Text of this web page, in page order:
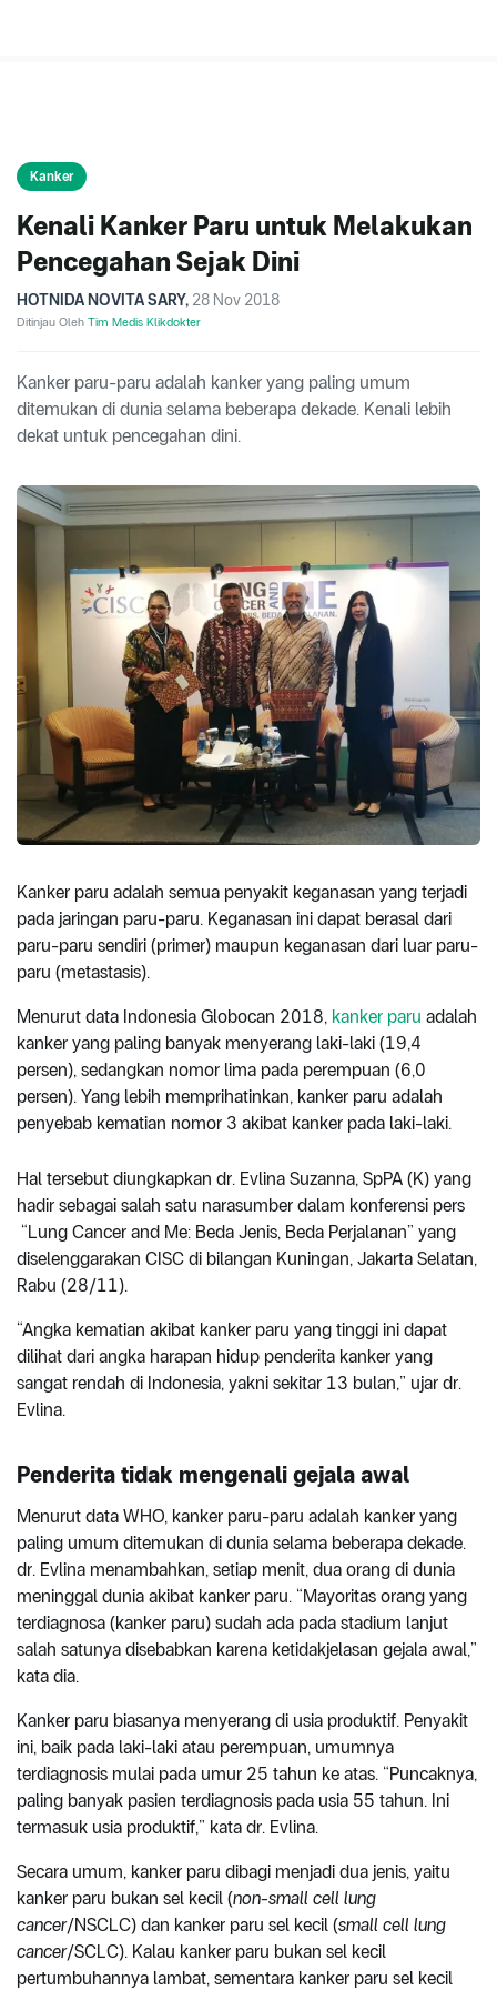
Kanker
Kenali Kanker Paru untuk Melakukan
Pencegahan Sejak Dini
HOTNIDA NOVITA SARY, 28 Nov 2018
Ditinjau Oleh Tim Medis Klikdokter
Kanker paru-paru adalah kanker yang paling umum
ditemukan di dunia selama beberapa dekade. Kenali lebih
dekat untuk pencegahan dini.
Kanker paru adalah semua penyakit keganasan yang terjadi
pada jaringan paru-paru. Keganasan ini dapat berasal dari
paru-paru sendiri (primer) maupun keganasan dari luar paru-
paru (metastasis).
Menurut data Indonesia Globocan 2018, kanker paru adalah
kanker yang paling banyak menyerang laki-laki (19,4
persen), sedangkan nomor lima pada perempuan (6,0
persen). Yang lebih memprihatinkan, kanker paru adalah
penyebab kematian nomor 3 akibat kanker pada laki-laki.
Hal tersebut diungkapkan dr. Evlina Suzanna, SpPA (K) yang
hadir sebagai salah satu narasumber dalam konferensi pers
“Lung Cancer and Me: Beda Jenis, Beda Perjalanan” yang
diselenggarakan CISC di bilangan Kuningan, Jakarta Selatan,
Rabu (28/11).
“Angka kematian akibat kanker paru yang tinggi ini dapat
dilihat dari angka harapan hidup penderita kanker yang
sangat rendah di Indonesia, yakni sekitar 13 bulan,” ujar dr.
Evlina.
Penderita tidak mengenali gejala awal
Menurut data WHO, kanker paru-paru adalah kanker yang
paling umum ditemukan di dunia selama beberapa dekade.
dr. Evlina menambahkan, setiap menit, dua orang di dunia
meninggal dunia akibat kanker paru. “Mayoritas orang yang
terdiagnosa (kanker paru) sudah ada pada stadium lanjut
salah satunya disebabkan karena ketidakjelasan gejala awal,”
kata dia.
Kanker paru biasanya menyerang di usia produktif. Penyakit
ini, baik pada laki-laki atau perempuan, umumnya
terdiagnosis mulai pada umur 25 tahun ke atas. “Puncaknya,
paling banyak pasien terdiagnosis pada usia 55 tahun. Ini
termasuk usia produktif,” kata dr. Evlina.
Secara umum, kanker paru dibagi menjadi dua jenis, yaitu
kanker paru bukan sel kecil (non-small cell lung
cancer/NSCLC) dan kanker paru sel kecil (small cell lung
cancer/SCLC). Kalau kanker paru bukan sel kecil
pertumbuhannya lambat, sementara kanker paru sel kecil